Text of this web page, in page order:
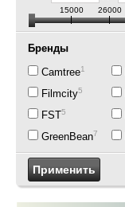
15000 26000
Бренды
Camtree1
Filmcity5
FST5
GreenBean7